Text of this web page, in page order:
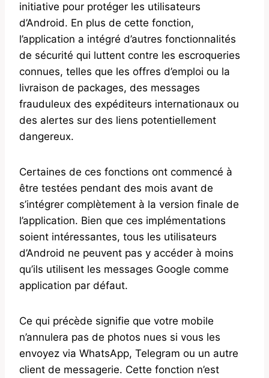
initiative pour protéger les utilisateurs
d’Android. En plus de cette fonction,
l’application a intégré d’autres fonctionnalités
de sécurité qui luttent contre les escroqueries
connues, telles que les offres d’emploi ou la
livraison de packages, des messages
frauduleux des expéditeurs internationaux ou
des alertes sur des liens potentiellement
dangereux.
Certaines de ces fonctions ont commencé à
être testées pendant des mois avant de
s’intégrer complètement à la version finale de
l’application. Bien que ces implémentations
soient intéressantes, tous les utilisateurs
d’Android ne peuvent pas y accéder à moins
qu’ils utilisent les messages Google comme
application par défaut.
Ce qui précède signifie que votre mobile
n’annulera pas de photos nues si vous les
envoyez via WhatsApp, Telegram ou un autre
client de messagerie. Cette fonction n’est